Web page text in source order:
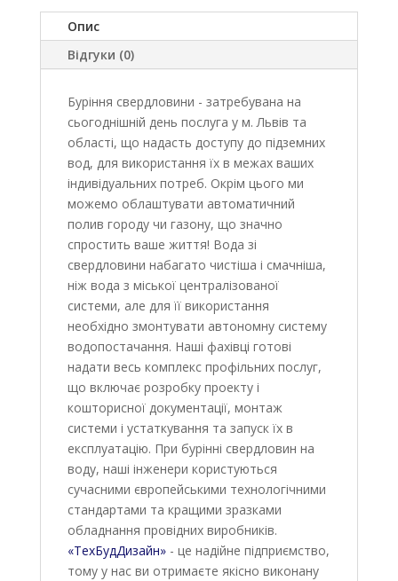
Опис
Відгуки (0)
Буріння свердловини - затребувана на
сьогоднішній день послуга у м. Львів та
області, що надасть доступу до підземних
вод, для використання їх в межах ваших
індивідуальних потреб. Окрім цього ми
можемо облаштувати автоматичний
полив городу чи газону, що значно
спростить ваше життя! Вода зі
свердловини набагато чистіша і смачніша,
ніж вода з міської централізованої
системи, але для її використання
необхідно змонтувати автономну систему
водопостачання. Наші фахівці готові
надати весь комплекс профільних послуг,
що включає розробку проекту і
кошторисної документації, монтаж
системи і устаткування та запуск їх в
експлуатацію. При бурінні свердловин на
воду, наші інженери користуються
сучасними європейськими технологічними
стандартами та кращими зразками
обладнання провідних виробників.
«ТехБудДизайн»- це надійне підприємство,
тому у нас ви отримаєте якісно виконану